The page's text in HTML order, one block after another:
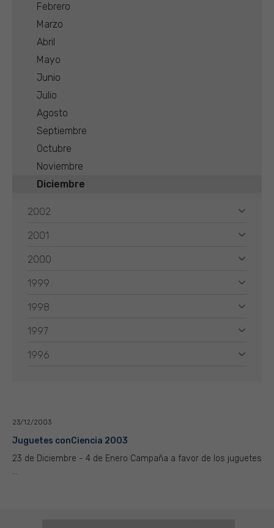
Febrero
Marzo
Abril
Mayo
Junio
Julio
Agosto
Septiembre
Octubre
Noviembre
Diciembre
2002
2001
2000
1999
1998
1997
1996
23/12/2003
Juguetes conCiencia 2003
23 de Diciembre - 4 de Enero Campaña a favor de los juguetes
...